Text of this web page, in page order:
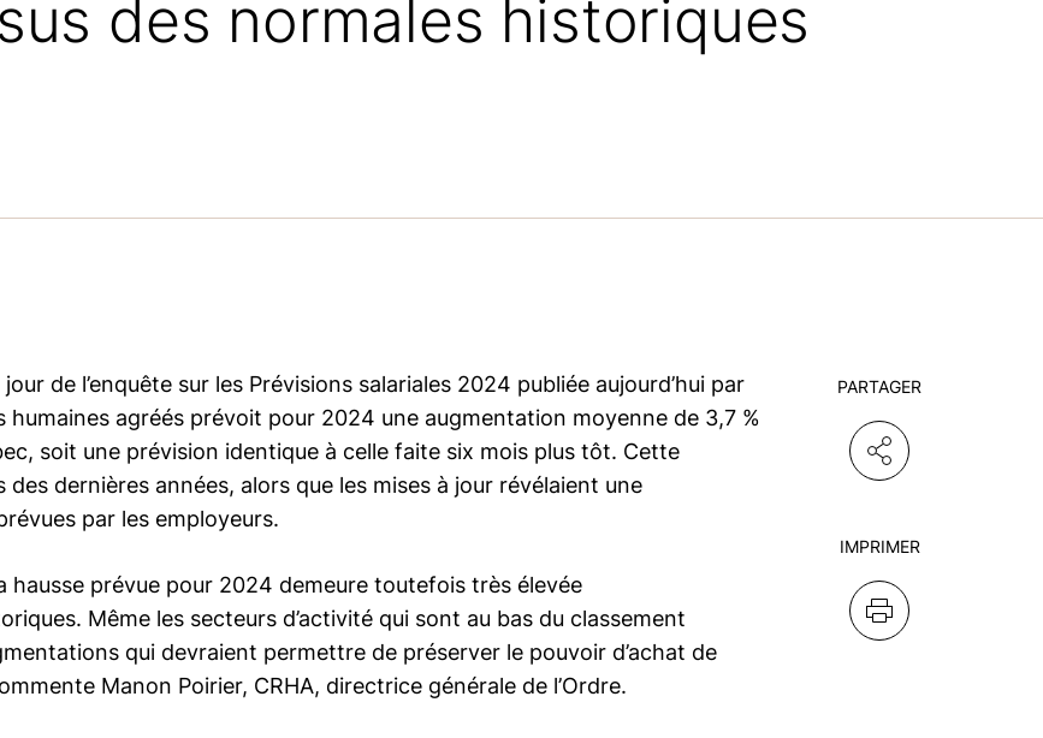
des normales historiques
jour de l’enquête sur les Prévisions salariales 2024 publiée aujourd’hui par
humaines agréés prévoit pour 2024 une augmentation moyenne de 3,7 %
soit une prévision identique à celle faite six mois plus tôt. Cette
dernières années, alors que les mises à jour révélaient une
par les employeurs.
hausse prévue pour 2024 demeure toutefois très élevée
Même les secteurs d’activité qui sont au bas du classement
qui devraient permettre de préserver le pouvoir d’achat de
Manon Poirier, CRHA, directrice générale de l’Ordre.
PARTAGER
IMPRIMER